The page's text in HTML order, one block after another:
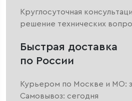
Круглосуточная
решение технических
Быстрая доставка
по России
Курьером по Москве и МО:
Самовывоз: сегодня